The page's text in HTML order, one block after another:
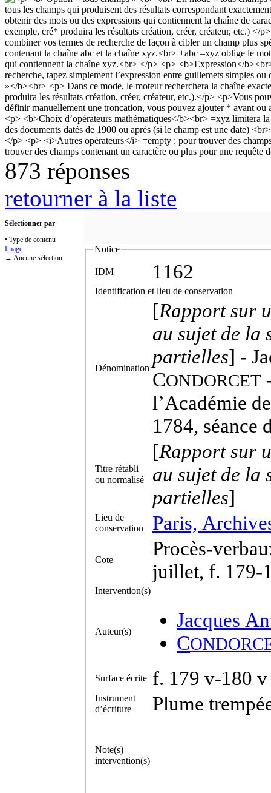
873 réponses
retourner à la liste
Sélectionner par
• Type de contenu
Image
→ Aucune sélection
Notice
IDM 1162
Identification et lieu de conservation
Dénomination
[Rapport sur
au sujet de la
partielles] -
CONDORCET
l’Académie
1784, séance
Titre rétabli
ou normalisé
[Rapport sur
au sujet de la
partielles]
Lieu de
conservation
Paris,
Cote
Procès-
juillet, f. 179-
Intervention(s)
Auteur(s)
Jacques
C
Surface écrite f. 179 v-180 v
Instrument
d’écriture
Plume
Note(s)
intervention(s)